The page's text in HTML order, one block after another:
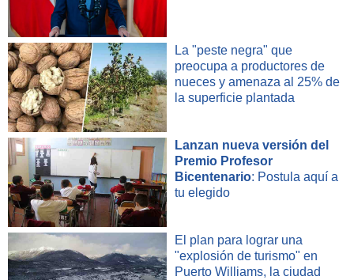
La "peste negra" que
preocupa a productores de
nueces y amenaza al 25% de
la superficie plantada
Lanzan nueva versión del
Premio Profesor
Bicentenario: Postula aquí a
tu elegido
El plan para lograr una
"explosión de turismo" en
Puerto Williams, la ciudad